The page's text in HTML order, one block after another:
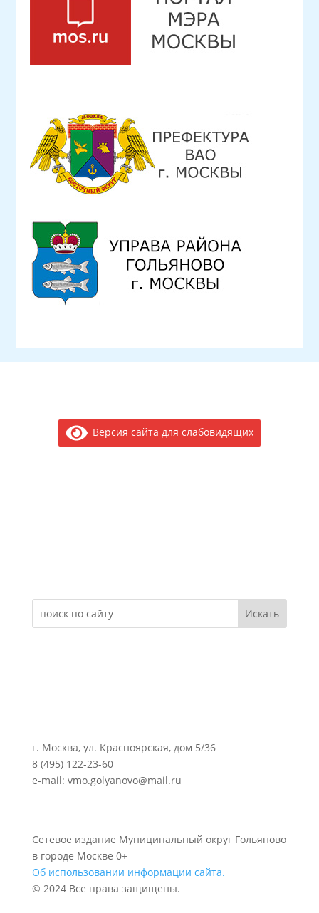
Версия сайта для слабовидящих
г. Москва, ул. Красноярская, дом 5/36
8 (495) 122-23-60
e-mail: vmo.golyanovo@mail.ru
Сетевое издание Муниципальный округ Гольяново
в городе Москве 0+
Об использовании информации сайта.
© 2024 Все права защищены.